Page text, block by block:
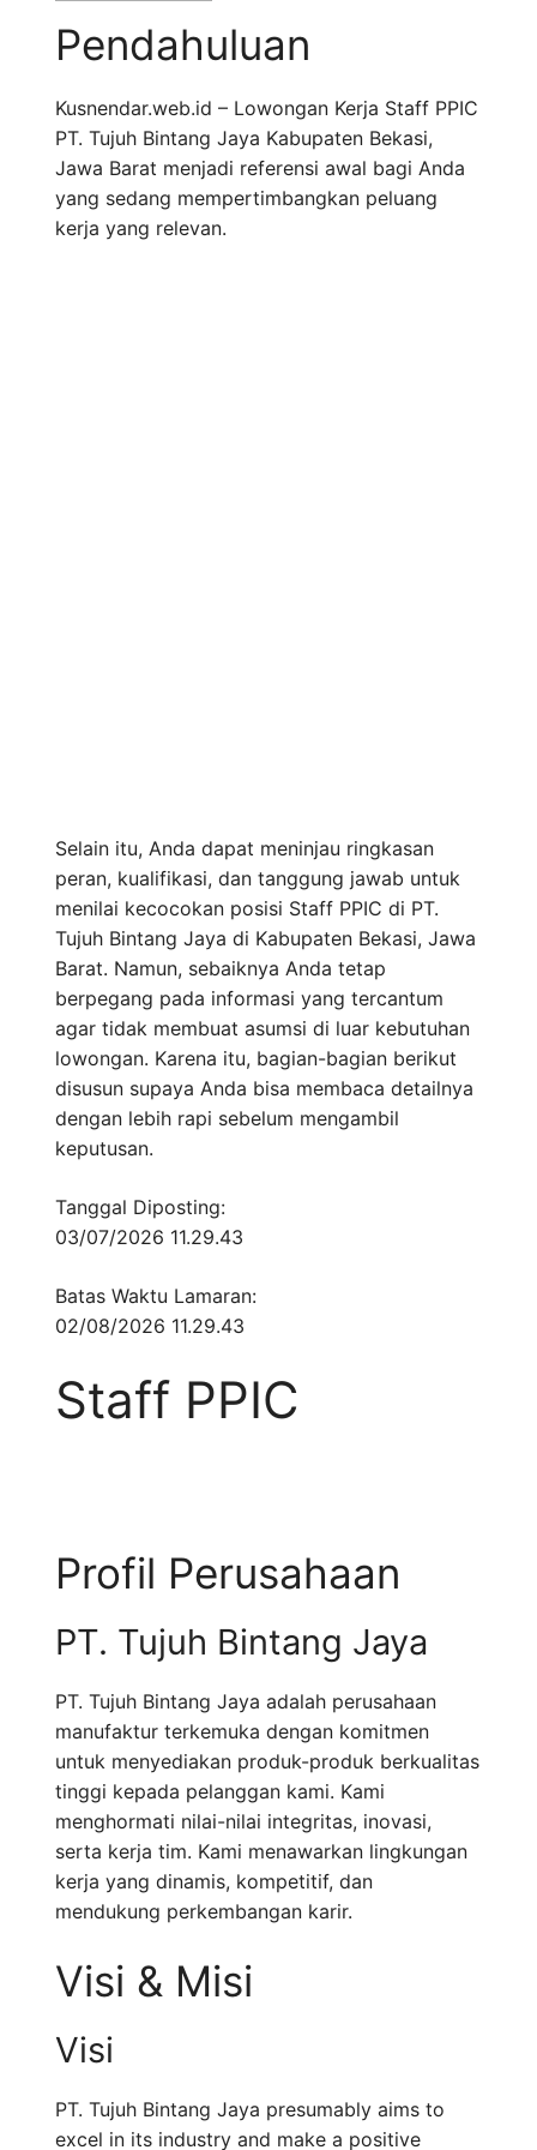
Pendahuluan
Kusnendar.web.id – Lowongan Kerja Staff PPIC
PT. Tujuh Bintang Jaya Kabupaten Bekasi,
Jawa Barat menjadi referensi awal bagi Anda
yang sedang mempertimbangkan peluang
kerja yang relevan.
Selain itu, Anda dapat meninjau ringkasan
peran, kualifikasi, dan tanggung jawab untuk
menilai kecocokan posisi Staff PPIC di PT.
Tujuh Bintang Jaya di Kabupaten Bekasi, Jawa
Barat. Namun, sebaiknya Anda tetap
berpegang pada informasi yang tercantum
agar tidak membuat asumsi di luar kebutuhan
lowongan. Karena itu, bagian-bagian berikut
disusun supaya Anda bisa membaca detailnya
dengan lebih rapi sebelum mengambil
keputusan.
Tanggal Diposting:
03/07/2026 11.29.43
Batas Waktu Lamaran:
02/08/2026 11.29.43
Staff PPIC
Profil Perusahaan
PT. Tujuh Bintang Jaya
PT. Tujuh Bintang Jaya adalah perusahaan
manufaktur terkemuka dengan komitmen
untuk menyediakan produk-produk berkualitas
tinggi kepada pelanggan kami. Kami
menghormati nilai-nilai integritas, inovasi,
serta kerja tim. Kami menawarkan lingkungan
kerja yang dinamis, kompetitif, dan
mendukung perkembangan karir.
Visi & Misi
Visi
PT. Tujuh Bintang Jaya presumably aims to
excel in its industry and make a positive